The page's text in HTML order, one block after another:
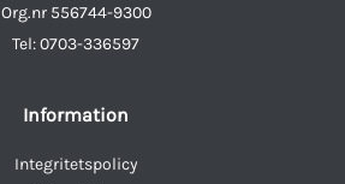
Org.nr 556744-9300
Tel: 0703-336597
Information
Integritetspolicy